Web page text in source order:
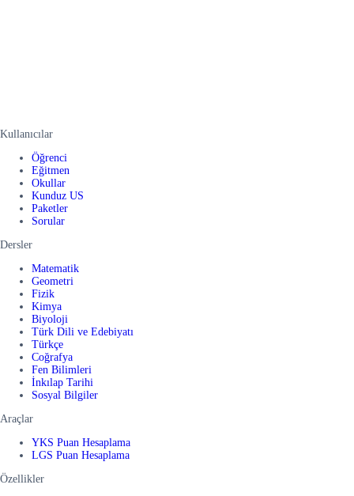
Kullanıcılar
Öğrenci
Eğitmen
Okullar
Kunduz US
Paketler
Sorular
Dersler
Matematik
Geometri
Fizik
Kimya
Biyoloji
Türk Dili ve Edebiyatı
Türkçe
Coğrafya
Fen Bilimleri
İnkılap Tarihi
Sosyal Bilgiler
Araçlar
YKS Puan Hesaplama
LGS Puan Hesaplama
Özellikler